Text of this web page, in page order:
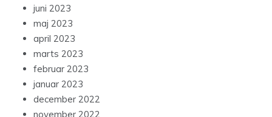
juni 2023
maj 2023
april 2023
marts 2023
februar 2023
januar 2023
december 2022
november 2022